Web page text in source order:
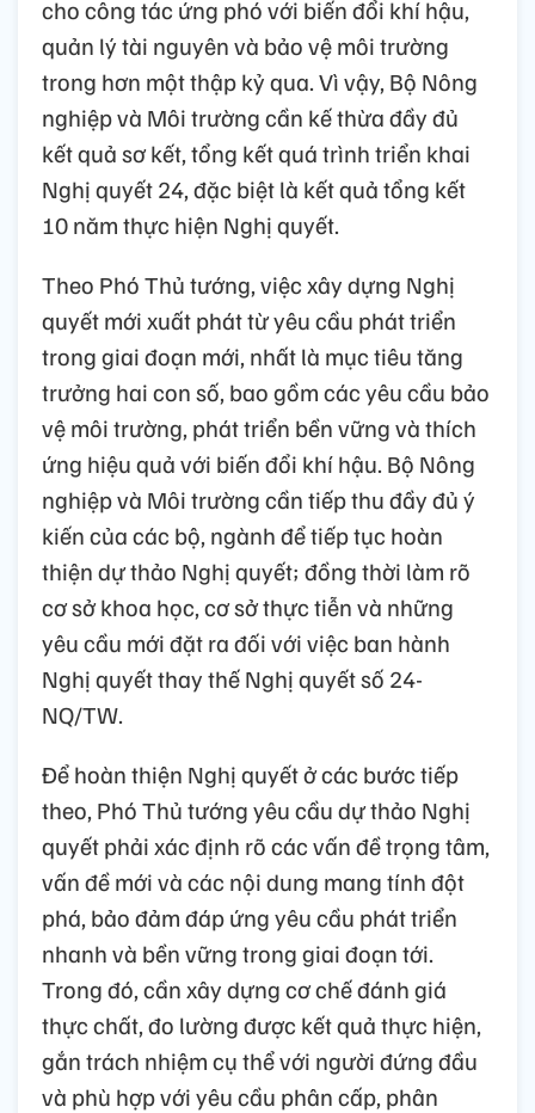
cho công tác ứng phó với biến đổi khí hậu,
quản lý tài nguyên và bảo vệ môi trường
trong hơn một thập kỷ qua. Vì vậy, Bộ Nông
nghiệp và Môi trường cần kế thừa đầy đủ
kết quả sơ kết, tổng kết quá trình triển khai
Nghị quyết 24, đặc biệt là kết quả tổng kết
10 năm thực hiện Nghị quyết.
Theo Phó Thủ tướng, việc xây dựng Nghị
quyết mới xuất phát từ yêu cầu phát triển
trong giai đoạn mới, nhất là mục tiêu tăng
trưởng hai con số, bao gồm các yêu cầu bảo
vệ môi trường, phát triển bền vững và thích
ứng hiệu quả với biến đổi khí hậu. Bộ Nông
nghiệp và Môi trường cần tiếp thu đầy đủ ý
kiến của các bộ, ngành để tiếp tục hoàn
thiện dự thảo Nghị quyết; đồng thời làm rõ
cơ sở khoa học, cơ sở thực tiễn và những
yêu cầu mới đặt ra đối với việc ban hành
Nghị quyết thay thế Nghị quyết số 24-
NQ/TW.
Để hoàn thiện Nghị quyết ở các bước tiếp
theo, Phó Thủ tướng yêu cầu dự thảo Nghị
quyết phải xác định rõ các vấn đề trọng tâm,
vấn đề mới và các nội dung mang tính đột
phá, bảo đảm đáp ứng yêu cầu phát triển
nhanh và bền vững trong giai đoạn tới.
Trong đó, cần xây dựng cơ chế đánh giá
thực chất, đo lường được kết quả thực hiện,
gắn trách nhiệm cụ thể với người đứng đầu
và phù hợp với yêu cầu phân cấp, phân